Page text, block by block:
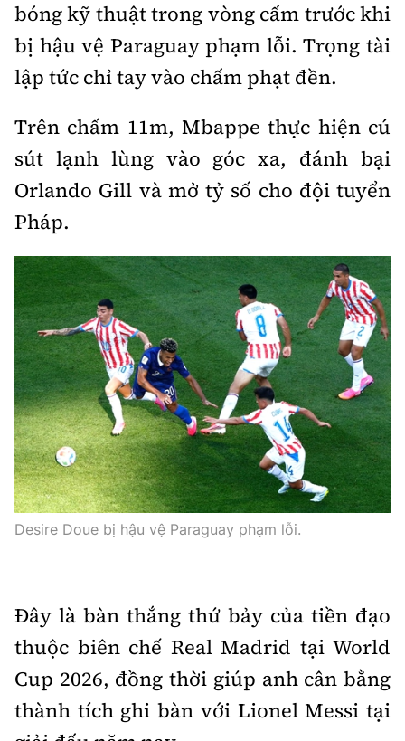
bóng kỹ thuật trong vòng cấm trước khi
bị hậu vệ Paraguay phạm lỗi. Trọng tài
lập tức chỉ tay vào chấm phạt đền.
Trên chấm 11m, Mbappe thực hiện cú
sút lạnh lùng vào góc xa, đánh bại
Orlando Gill và mở tỷ số cho đội tuyển
Pháp.
Desire Doue bị hậu vệ Paraguay phạm lỗi.
Đây là bàn thắng thứ bảy của tiền đạo
thuộc biên chế Real Madrid tại World
Cup 2026, đồng thời giúp anh cân bằng
thành tích ghi bàn với Lionel Messi tại